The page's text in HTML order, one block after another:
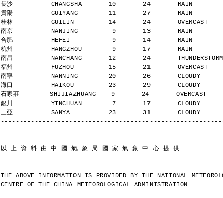
長沙          CHANGSHA       10       24       RAIN
貴陽          GUIYANG        11       27       RAIN
桂林          GUILIN         14       24       OVERCAST
南京          NANJING         9       13       RAIN
合肥          HEFEI           9       14       RAIN
杭州          HANGZHOU        9       17       RAIN
南昌          NANCHANG       12       24
福州          FUZHOU         15       21       OVERCAST
南寧          NANNING        20       26       CLOUDY
海口          HAIKOU         23       29       CLOUDY
石家莊        SHIJIAZHUANG    9       24       OVERCAST
銀川          YINCHUAN        7       17       CLOUDY
三亞          SANYA          23       31       CLOUDY
以 上 資 料 由 中 國 氣 象 局 國 家 氣 象 中 心 提 供
THE ABOVE INFORMATION IS PROVIDED BY THE NATIONAL
CENTRE OF THE CHINA METEOROLOGICAL ADMINISTRATION